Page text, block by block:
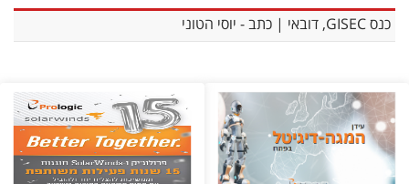
כנס GISEC, דובאי | כתב - יוסי הטוני